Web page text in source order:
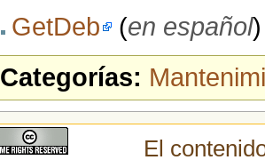
GetDeb
(en español)
Categorías:
El